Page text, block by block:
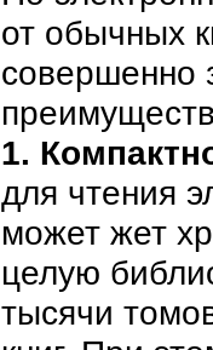
от обычных
совершенно
1.
для чтения
может жет
целую
тысячи